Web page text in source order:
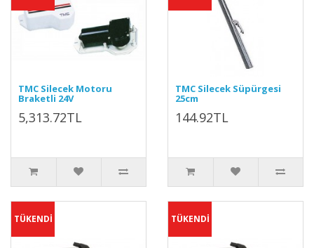
TMC Silecek Motoru
Braketli 24V
5,313.72TL
TMC Silecek Süpürgesi
25cm
144.92TL
TÜKENDİ TÜKENDİ